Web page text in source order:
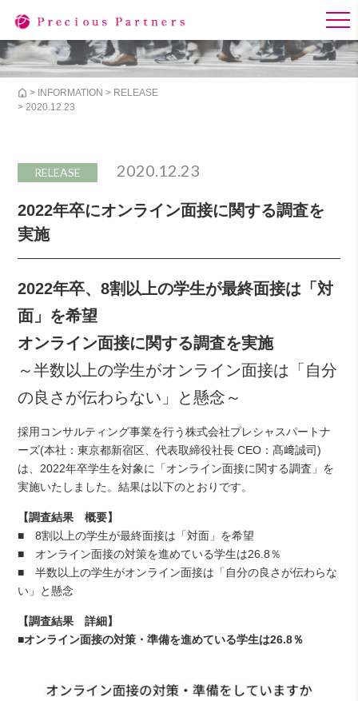
> INFORMATION > RELEASE
> 2020.12.23
RELEASE 2020.12.23
2022年卒にオンライン面接に関する調査を
実施
2022年卒、8割以上の学生が最終面接は「対
面」を希望
オンライン面接に関する調査を実施
～半数以上の学生がオンライン面接は「自分
の良さが伝わらない」と懸念～
採用コンサルティング事業を行う株式会社プレシャスパートナ
ーズ(本社：東京都新宿区、代表取締役社長 CEO：髙﨑誠司)
は、2022年卒学生を対象に「オンライン面接に関する調査」を
実施いたしました。結果は以下のとおりです。
【調査結果 概要】
■ 8割以上の学生が最終面接は「対面」を希望
■ オンライン面接の対策を進めている学生は26.8％
■ 半数以上の学生がオンライン面接は「自分の良さが伝わらな
い」と懸念
【調査結果 詳細】
■オンライン面接の対策・準備を進めている学生は26.8％